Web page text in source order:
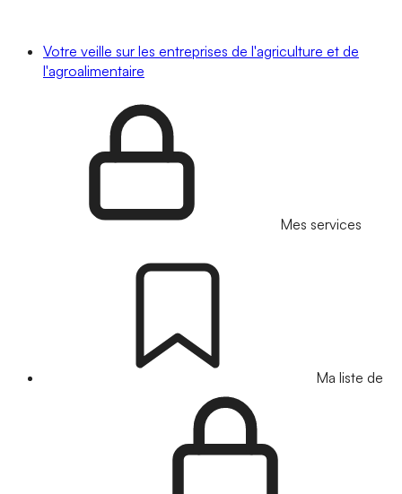
Votre veille sur les entreprises de l'agriculture et de
l'agroalimentaire
Mes services
Ma liste de